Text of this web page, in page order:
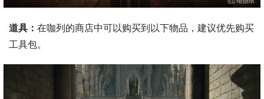
道具： 在咖列的商店中可以购买到以下物品，建议优先购买
工具包。